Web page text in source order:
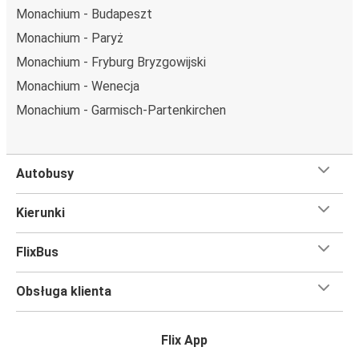
wybrać specjalne miejsce
zakupu biletu. Do wyboru masz
miejsce obok.
Wystarczy zarezerwować je online w naszej
FlixBusapodczas zakupu biletu, korzystając z jednej z
Monachium - Budapeszt
Monachium - Paryż
Monachium - Fryburg Bryzgowijski
Monachium - Wenecja
Monachium - Garmisch-Partenkirchen
Autobusy
Kierunki
FlixBus
Obsługa klienta
Flix App